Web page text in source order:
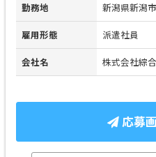
勤務地 新潟県新
雇用形態 派遣社員
会社名 株式会社綜
応募